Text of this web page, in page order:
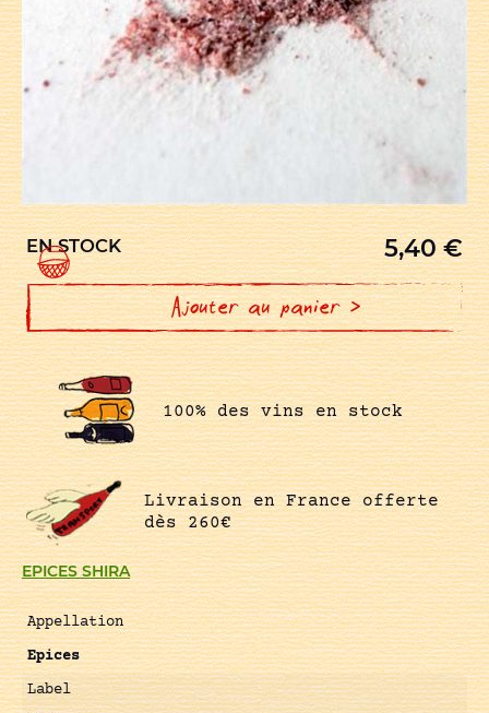
EPICES SHIRA
Appellation
Epices
Label
EN STOCK 5,40€
Ajouter au panier >
100% des vins en stock
Livraison en France offerte
dès 260€